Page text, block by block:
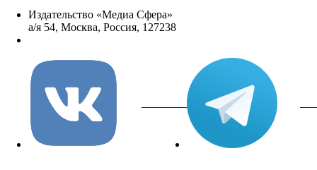
Издательство «Медиа Сфера»
а/я 54, Москва, Россия, 127238
вКонтакте